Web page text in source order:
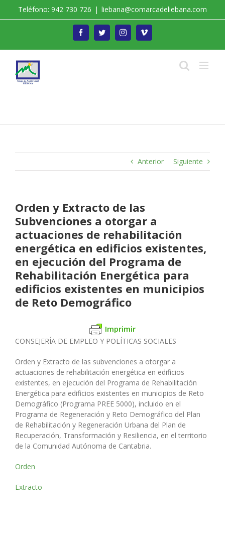
Teléfono: 942 730 726 | liebana@comarcadeliebana.com
FacebookTwitterInstagramVimeo
Anterior Siguiente
Orden y Extracto de las
Subvenciones a otorgar a
actuaciones de rehabilitación
energética en edificios existentes,
en ejecución del Programa de
Rehabilitación Energética para
edificios existentes en municipios
de Reto Demográfico
Imprimir
CONSEJERÍA DE EMPLEO Y POLÍTICAS SOCIALES
Orden y Extracto de las subvenciones a otorgar a
actuaciones de rehabilitación energética en edificios
existentes, en ejecución del Programa de Rehabilitación
Energética para edificios existentes en municipios de Reto
Demográfico (Programa PREE 5000), incluido en el
Programa de Regeneración y Reto Demográfico del Plan
de Rehabilitación y Regeneración Urbana del Plan de
Recuperación, Transformación y Resiliencia, en el territorio
de la Comunidad Autónoma de Cantabria.
Orden
Extracto